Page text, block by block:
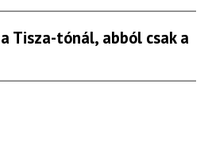
Tisza-tónál, abból csak a